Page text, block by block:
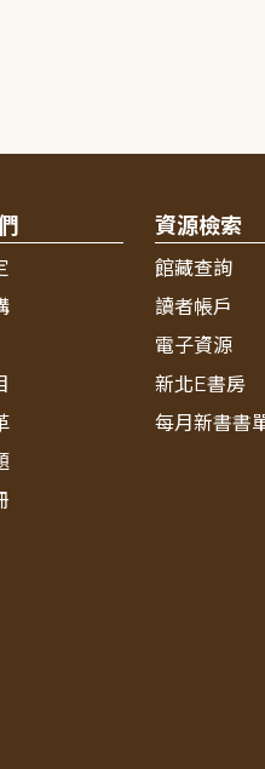
資源檢索
館藏查詢
讀者帳戶
電子資源
新北E書房
每月新書書